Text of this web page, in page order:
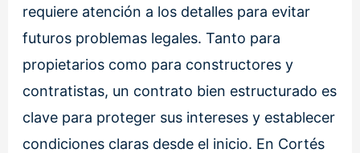
requiere atención a los detalles para evitar
futuros problemas legales. Tanto para
propietarios como para constructores y
contratistas, un contrato bien estructurado es
clave para proteger sus intereses y establecer
condiciones claras desde el inicio. En Cortés